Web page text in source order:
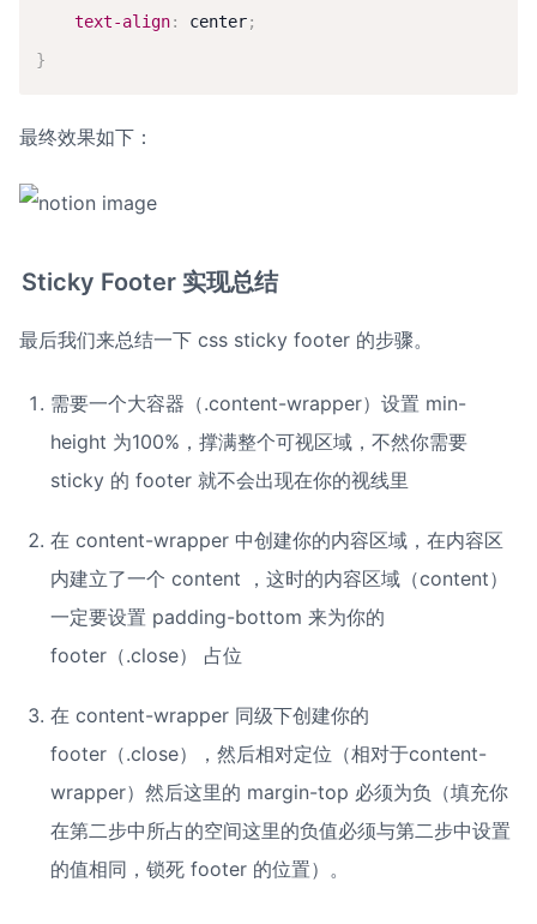
text-align: center;
}
最终效果如下：
Sticky Footer 实现总结
最后我们来总结一下 css sticky footer 的步骤。
需要一个大容器（.content-wrapper）设置 min-
height 为100%，撑满整个可视区域，不然你需要
sticky 的 footer 就不会出现在你的视线里
在 content-wrapper 中创建你的内容区域，在内容区
内建立了一个 content ，这时的内容区域（content）
一定要设置 padding-bottom 来为你的
footer（.close） 占位
在 content-wrapper 同级下创建你的
footer（.close），然后相对定位（相对于content-
wrapper）然后这里的 margin-top 必须为负（填充你
在第二步中所占的空间这里的负值必须与第二步中设置
的值相同，锁死 footer 的位置）。